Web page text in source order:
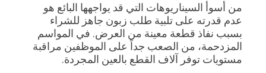
من أسوأ السيناريوهات التي قد يواجهها البائع هو
عدم قدرته على تلبية طلب زبون جاهز للشراء
بسبب نفاذ قطعة معينة من العرض. في المواسم
المزدحمة، من الصعب جداً على الموظفين مراقبة
مستويات توفر آلاف القطع بالعين المجردة.